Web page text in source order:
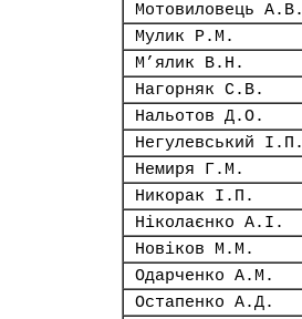
Мотовиловець А.В.
Мулик Р.М.
М’ялик В.Н.
Нагорняк С.В.
Нальотов Д.О.
Негулевський І.П.
Немиря Г.М.
Никорак І.П.
Ніколаєнко А.І.
Новіков М.М.
Одарченко А.М.
Остапенко А.Д.